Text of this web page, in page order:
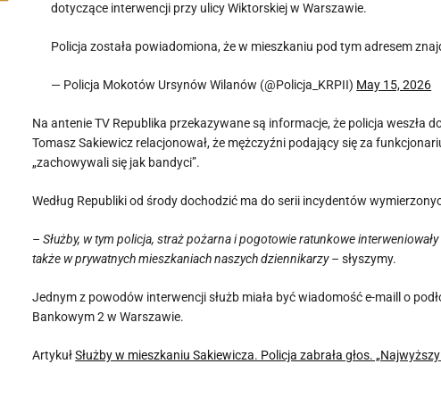
dotyczące interwencji przy ulicy Wiktorskiej w Warszawie.
Policja została powiadomiona, że w mieszkaniu pod tym adresem
— Policja Mokotów Ursynów Wilanów (@Policja_KRPII) May 15, 2026
Na antenie TV Republika przekazywane są informacje, że policja weszła
Tomasz Sakiewicz relacjonował, że mężczyźni podający się za
„zachowywali się jak bandyci”.
Według Republiki od środy dochodzić ma do serii incydentów
– Służby, w tym policja, straż pożarna i pogotowie ratunkowe
także w prywatnych mieszkaniach naszych dziennikarzy – słyszymy.
Jednym z powodów interwencji służb miała być wiadomość e-maill o
Bankowym 2 w Warszawie.
ArtykułSłużby w mieszkaniu Sakiewicza. Policja zabrała głos.